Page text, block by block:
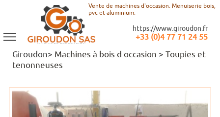
Vente de machines d'occasion. Menuiserie bois,
pvc et aluminium.
https://www.giroudon.fr
+33 (0)4 77 71 24 55
Giroudon> Machines à bois d occasion > Toupies et
tenonneuses